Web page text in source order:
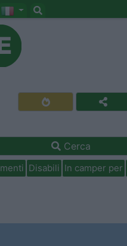
Cerca
Disabili In camper per